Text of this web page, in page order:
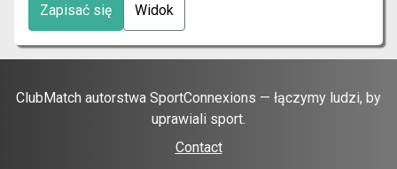
Zapisać się Widok
ClubMatch autorstwa SportConnexions — łączymy ludzi, by
uprawiali sport.
Contact